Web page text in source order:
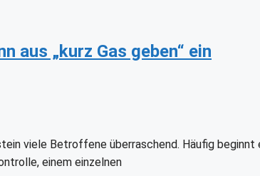
aus „kurz Gas geben“ ein
viele Betroffene überraschend. Häufig beginnt
einem einzelnen